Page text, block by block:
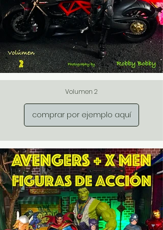
Volumen 2
comprar por ejemplo aquí